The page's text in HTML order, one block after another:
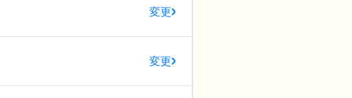
変更
変更